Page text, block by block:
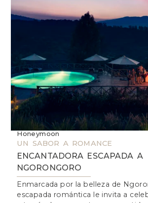
Honeymoon
UN SABOR A ROMANCE
ENCANTADORA ESCAPADA A
NGORONGORO
Enmarcada por la belleza de
escapada romántica le invita a